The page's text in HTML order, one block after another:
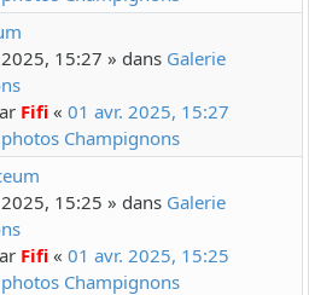
15:27 » dans Galerie
Fifi « 01 avr. 2025, 15:27
Champignons
15:25 » dans Galerie
Fifi « 01 avr. 2025, 15:25
Champignons